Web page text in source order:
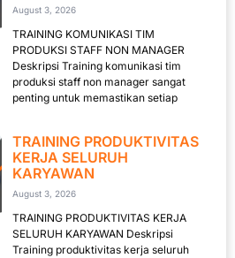
August 3, 2026
TRAINING KOMUNIKASI TIM
PRODUKSI STAFF NON MANAGER
Deskripsi Training komunikasi tim
produksi staff non manager sangat
penting untuk memastikan setiap
TRAINING PRODUKTIVITAS
KERJA SELURUH
KARYAWAN
August 3, 2026
TRAINING PRODUKTIVITAS KERJA
SELURUH KARYAWAN Deskripsi
Training produktivitas kerja seluruh